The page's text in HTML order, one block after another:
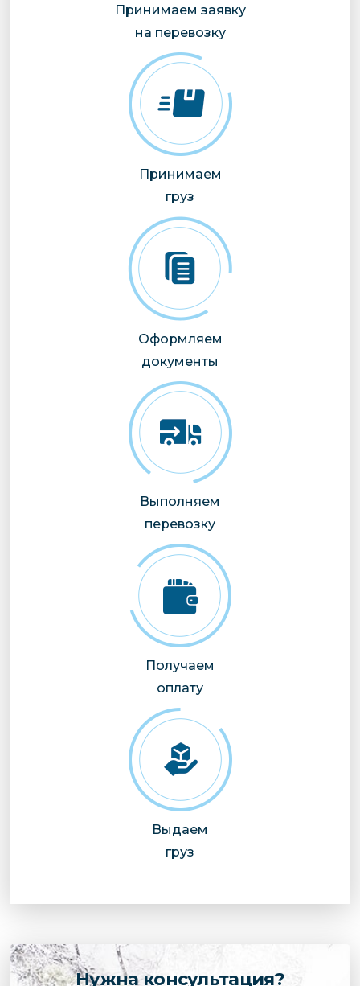
Принимаем заявку
на перевозку
Принимаем
груз
Оформляем
документы
Выполняем
перевозку
Получаем
оплату
Выдаем
груз
Нужна консультация?